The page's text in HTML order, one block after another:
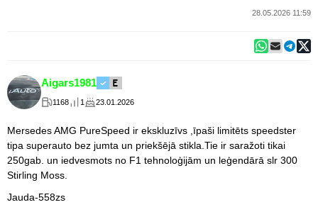
28.05.2026 11:59
Aigars1981
1168 1 23.01.2026
Mersedes AMG PureSpeed ir ekskluzīvs ,īpaši limitēts speedster
tipa superauto bez jumta un priekšējā stikla.Tie ir saražoti tikai
250gab. un iedvesmots no F1 tehnoloģijām un leģendārā slr 300
Stirling Moss.
Jauda-558zs